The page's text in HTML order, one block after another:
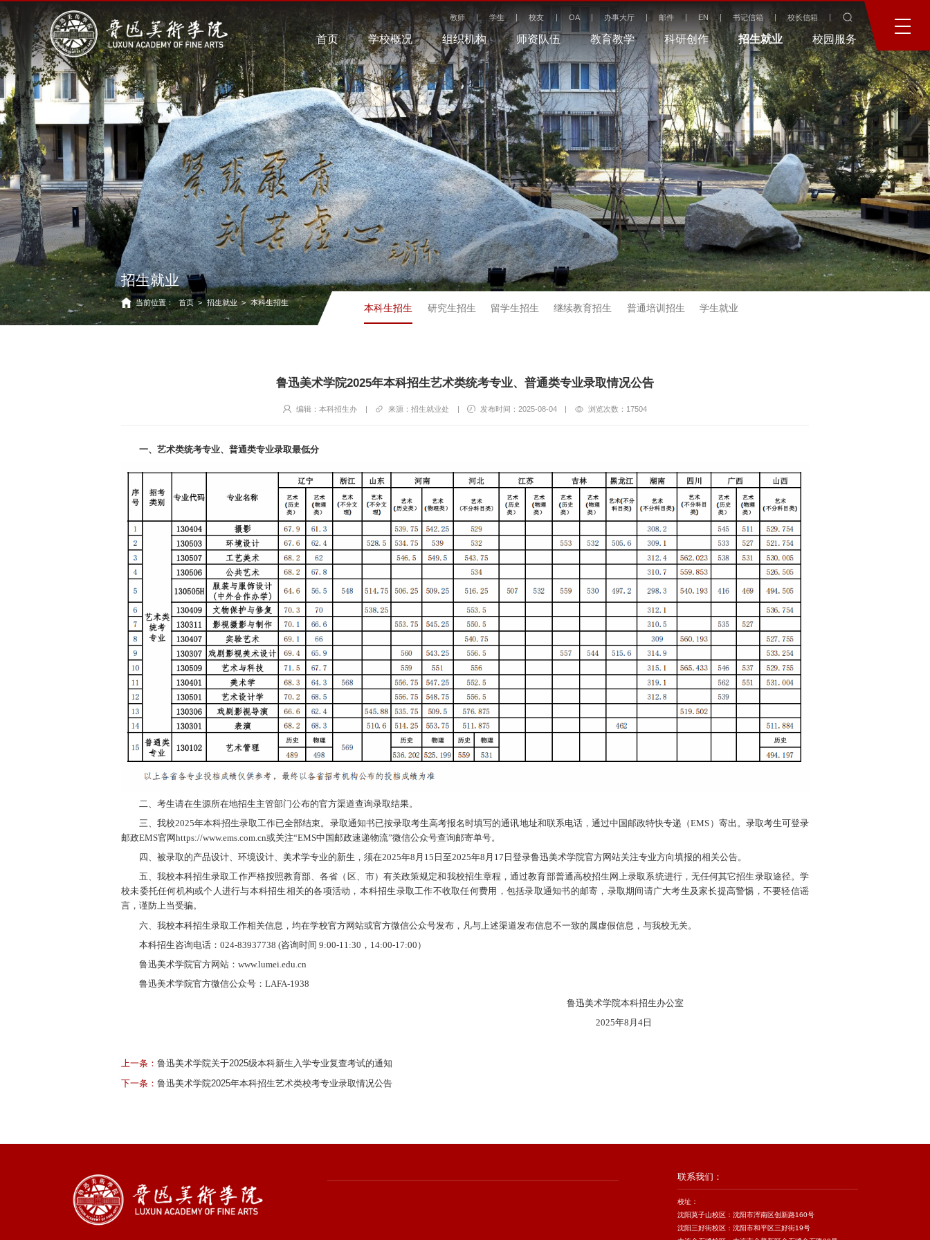
教师 学生 校友 OA 办事大厅 邮件 EN 书记信箱 校长信箱
首页 学校概况 组织机构 师资队伍 教育教学 科研创作 招生就业 校园服务
招生就业
当前位置： 首页 > 招生就业 > 本科生招生 本科生招生 研究生招生 留学生招生 继续教育招生 普通培训招生 学生就业
鲁迅美术学院2025年本科招生艺术类统考专业、普通类专业录取情况公告
编辑：本科招生办 | 来源：招生就业处 | 发布时间：2025-08-04 | 浏览次数： 17504
一、艺术类统考专业、普通类专业录取最低分
二、考生请在生源所在地招生主管部门公布的官方渠道查询录取结果。
三、我校2025年本科招生录取工作已全部结束。录取通知书已按录取考生高考报名时填写的通讯地址和联系电话，通过中国邮政特快专递（EMS）寄出。录取考生可登录
邮政EMS官网https://www.ems.com.cn或关注“EMS中国邮政速递物流”微信公众号查询邮寄单号。
四、被录取的产品设计、环境设计、美术学专业的新生，须在2025年8月15日至2025年8月17日登录鲁迅美术学院官方网站关注专业方向填报的相关公告。
五、我校本科招生录取工作严格按照教育部、各省（区、市）有关政策规定和我校招生章程，通过教育部普通高校招生网上录取系统进行，无任何其它招生录取途径。学
校未委托任何机构或个人进行与本科招生相关的各项活动，本科招生录取工作不收取任何费用，包括录取通知书的邮寄，录取期间请广大考生及家长提高警惕，不要轻信谣
言，谨防上当受骗。
六、我校本科招生录取工作相关信息，均在学校官方网站或官方微信公众号发布，凡与上述渠道发布信息不一致的属虚假信息，与我校无关。
本科招生咨询电话：024-83937738 (咨询时间 9:00-11:30，14:00-17:00）
鲁迅美术学院官方网站：www.lumei.edu.cn
鲁迅美术学院官方微信公众号：LAFA-1938
鲁迅美术学院本科招生办公室
2025年8月4日
上一条： 鲁迅美术学院关于2025级本科新生入学专业复查考试的通知
下一条： 鲁迅美术学院2025年本科招生艺术类校考专业录取情况公告
联系我们：
校址：
沈阳莫子山校区：沈阳市浑南区创新路160号
沈阳三好街校区：沈阳市和平区三好街19号